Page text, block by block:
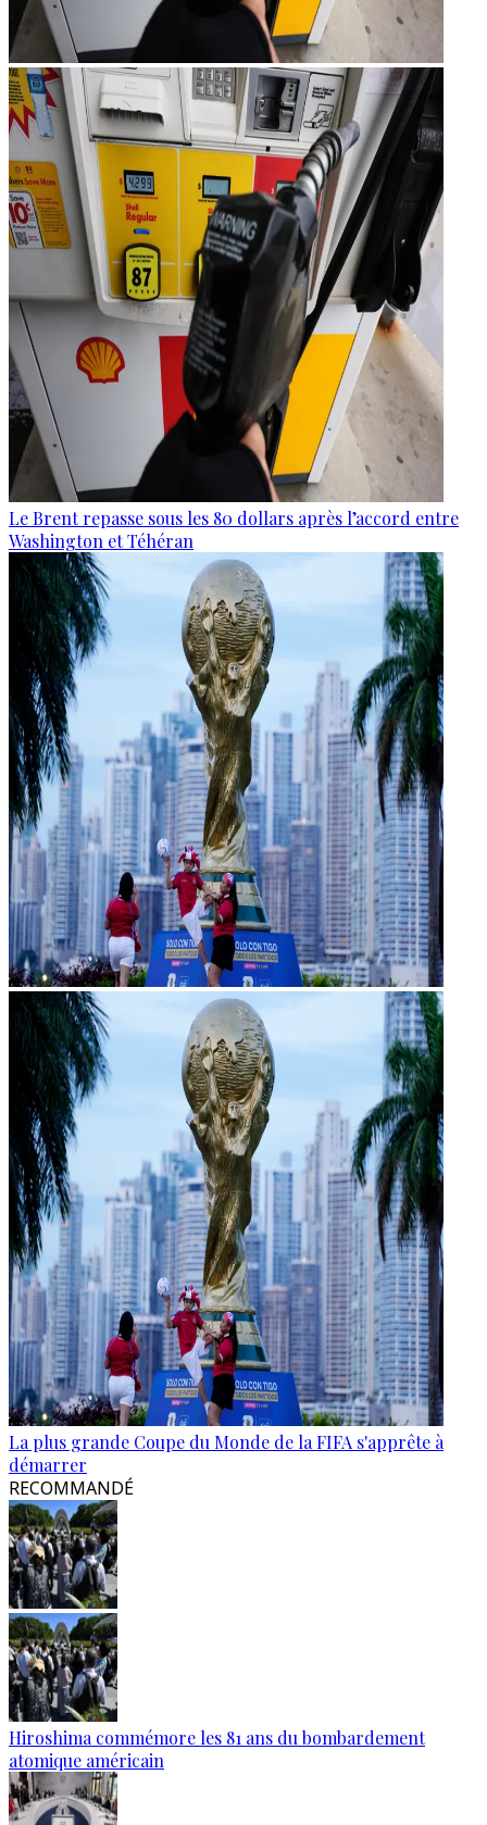
Le Brent repasse sous les 80 dollars après l’accord entre
Washington et Téhéran
La plus grande Coupe du Monde de la FIFA s'apprête à
démarrer
RECOMMANDÉ
Hiroshima commémore les 81 ans du bombardement
atomique américain